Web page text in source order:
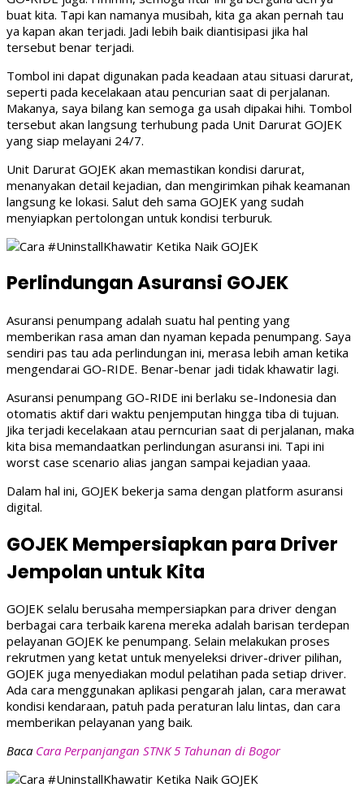
buat kita. Tapi kan namanya musibah, kita ga akan pernah tau
ya kapan akan terjadi. Jadi lebih baik diantisipasi jika hal
tersebut benar terjadi.
Tombol ini dapat digunakan pada keadaan atau situasi darurat,
seperti pada kecelakaan atau pencurian saat di perjalanan.
Makanya, saya bilang kan semoga ga usah dipakai hihi. Tombol
tersebut akan langsung terhubung pada Unit Darurat GOJEK
yang siap melayani 24/7.
Unit Darurat GOJEK akan memastikan kondisi darurat,
menanyakan detail kejadian, dan mengirimkan pihak keamanan
langsung ke lokasi. Salut deh sama GOJEK yang sudah
menyiapkan pertolongan untuk kondisi terburuk.
Perlindungan Asuransi GOJEK
Asuransi penumpang adalah suatu hal penting yang
memberikan rasa aman dan nyaman kepada penumpang. Saya
sendiri pas tau ada perlindungan ini, merasa lebih aman ketika
mengendarai GO-RIDE. Benar-benar jadi tidak khawatir lagi.
Asuransi penumpang GO-RIDE ini berlaku se-Indonesia dan
otomatis aktif dari waktu penjemputan hingga tiba di tujuan.
Jika terjadi kecelakaan atau perncurian saat di perjalanan, maka
kita bisa memandaatkan perlindungan asuransi ini. Tapi ini
worst case scenario alias jangan sampai kejadian yaaa.
Dalam hal ini, GOJEK bekerja sama dengan platform asuransi
digital.
GOJEK Mempersiapkan para Driver
Jempolan untuk Kita
GOJEK selalu berusaha mempersiapkan para driver dengan
berbagai cara terbaik karena mereka adalah barisan terdepan
pelayanan GOJEK ke penumpang. Selain melakukan proses
rekrutmen yang ketat untuk menyeleksi driver-driver pilihan,
GOJEK juga menyediakan modul pelatihan pada setiap driver.
Ada cara menggunakan aplikasi pengarah jalan, cara merawat
kondisi kendaraan, patuh pada peraturan lalu lintas, dan cara
memberikan pelayanan yang baik.
Baca Cara Perpanjangan STNK 5 Tahunan di Bogor